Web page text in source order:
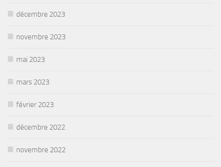
décembre 2023
novembre 2023
mai 2023
mars 2023
février 2023
décembre 2022
novembre 2022